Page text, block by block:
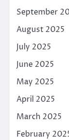
September
August 2025
July 2025
June 2025
May 2025
April 2025
March 2025
February